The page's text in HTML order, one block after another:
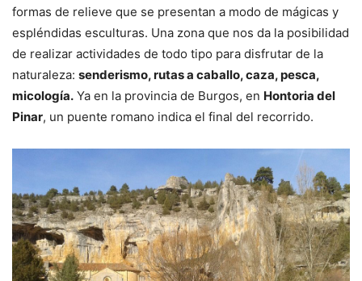
formas de relieve que se presentan a modo de mágicas y
espléndidas esculturas. Una zona que nos da la posibilidad
de realizar actividades de todo tipo para disfrutar de la
naturaleza: senderismo, rutas a caballo, caza, pesca,
micología. Ya en la provincia de Burgos, en Hontoria del
Pinar, un puente romano indica el final del recorrido.